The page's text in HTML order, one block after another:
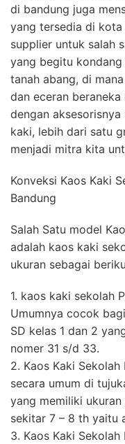
di bandung juga
yang tersedia di
supplier untuk salah
yang begitu
tanah abang, di
dan eceran
dengan
kaki, lebih dari satu
menjadi mitra kita
Konveksi Kaos Kaki
Bandung
Salah Satu model
adalah kaos kaki
ukuran sebagai
1. kaos kaki sekolah
Umumnya cocok
SD kelas 1 dan 2
nomer 31 s/d 33.
2. Kaos Kaki
secara umum di
yang memiliki
sekitar 7 – 8 th yaitu
3. Kaos Kaki